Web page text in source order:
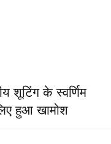
शूटिंग के स्वर्णिम
हुआ खामोश